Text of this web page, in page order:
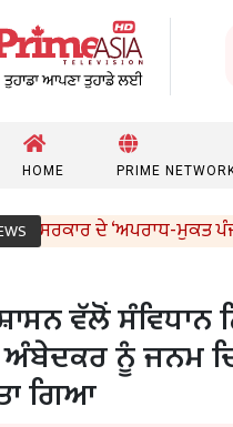
HOME PRIME
ਦੇ ‘ਅਪਰਾਧ-ਮੁਕਤ
ਵੱਲੋਂ ਸੰਵਿਧਾਨ
ਨੂੰ ਜਨਮ
ਗਿਆ